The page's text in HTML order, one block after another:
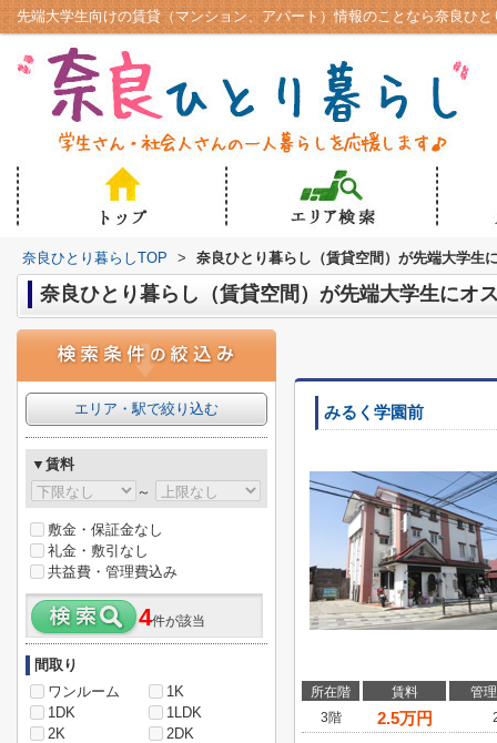
奈良ひとり暮らしTOP > 奈良ひとり暮らし（賃貸空間）が先端大学生
奈良ひとり暮らし（賃貸空間）が先端大学生にオ
みるく学園前
所在階 賃料
管
3階
2.5万円
エリア・駅で絞り込む
▼賃料
～
敷金・保証金なし
礼金・敷引なし
共益費・管理費込み
4件が該当
間取り
ワンルーム
1K
1DK
1LDK
2K
2DK